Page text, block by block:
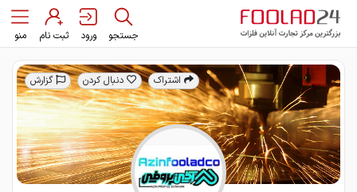
جستجو ورود ثبت نام منو
اشتراک دنبال کردن گزارش